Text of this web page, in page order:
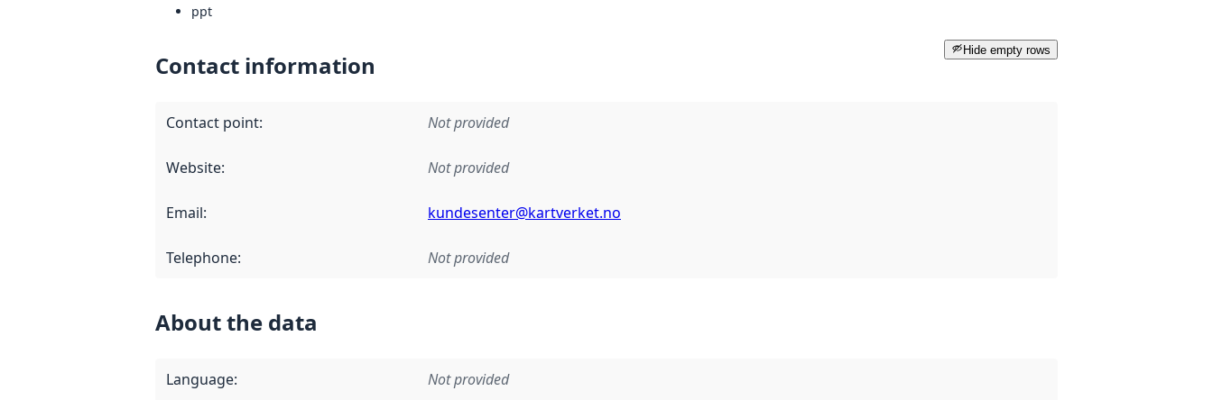
ppt
Hide empty rows
Contact information
Contact point: Not provided
Website: Not provided
Email: kundesenter@kartverket.no
Telephone: Not provided
About the data
Language: Not provided